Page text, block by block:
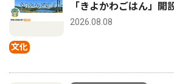
文化
「きよかわごはん」
2026.08.08